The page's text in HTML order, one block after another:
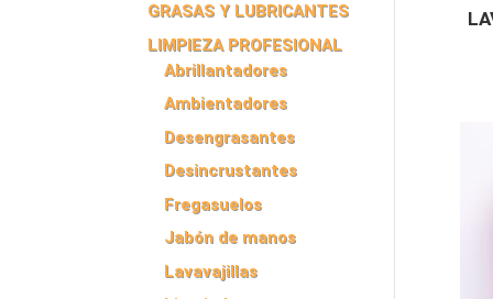
GRASAS Y LUBRICANTES
LIMPIEZA PROFESIONAL
Abrillantadores
Ambientadores
Desengrasantes
Desincrustantes
Fregasuelos
Jabón de manos
Lavavajillas